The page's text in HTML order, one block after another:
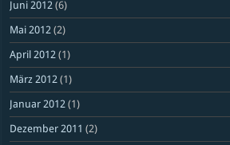
Juni 2012 (6)
Mai 2012 (2)
April 2012 (1)
März 2012 (1)
Januar 2012 (1)
Dezember 2011 (2)